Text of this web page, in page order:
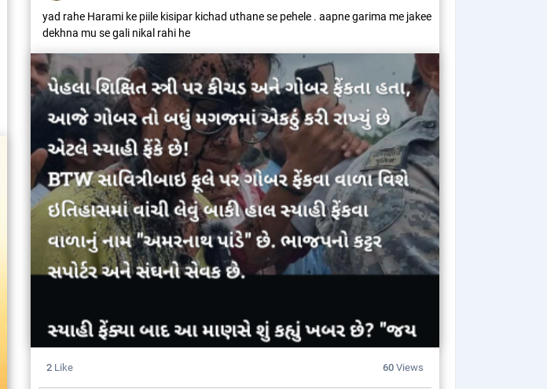
yad rahe Harami ke piile kisipar kichad uthane se pehele . aapne garima me jakee
dekhna mu se gali nikal rahi he
2 Like 60Views